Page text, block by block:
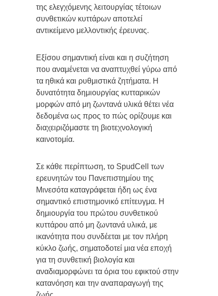
της ελεγχόμενης λειτουργίας τέτοιων
συνθετικών κυττάρων αποτελεί
αντικείμενο μελλοντικής έρευνας.
Εξίσου σημαντική είναι και η συζήτηση
που αναμένεται να αναπτυχθεί γύρω από
τα ηθικά και ρυθμιστικά ζητήματα. Η
δυνατότητα δημιουργίας κυτταρικών
μορφών από μη ζωντανά υλικά θέτει νέα
δεδομένα ως προς το πώς ορίζουμε και
διαχειριζόμαστε τη βιοτεχνολογική
καινοτομία.
Σε κάθε περίπτωση, το SpudCell των
ερευνητών του Πανεπιστημίου της
Μινεσότα καταγράφεται ήδη ως ένα
σημαντικό επιστημονικό επίτευγμα. Η
δημιουργία του πρώτου συνθετικού
κυττάρου από μη ζωντανά υλικά, με
ικανότητα που συνδέεται με τον πλήρη
κύκλο ζωής, σηματοδοτεί μια νέα εποχή
για τη συνθετική βιολογία και
αναδιαμορφώνει τα όρια του εφικτού στην
κατανόηση και την αναπαραγωγή της